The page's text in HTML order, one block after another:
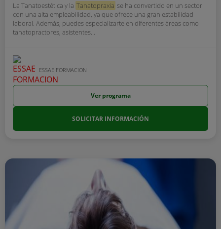
La Tanatoestética y la Tanatopraxia se ha convertido en un sector
con una alta empleabilidad, ya que ofrece una gran estabilidad
laboral. Además, puedes especializarte en diferentes áreas como
tanatopractores, asistentes...
ESSAE FORMACION
Ver programa
SOLICITAR INFORMACIÓN